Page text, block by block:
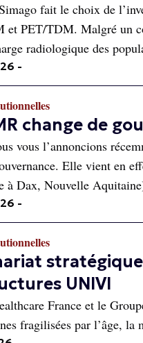
fait le choix de
PET/TDM. Malgré un
radiologique des
-
change de
vous l’annoncions
Elle vient en
à Dax, Nouvelle
-
UNIVI
France et le
fragilisées par l’âge,